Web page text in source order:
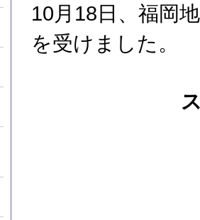
10月18日、福岡
を受けました。